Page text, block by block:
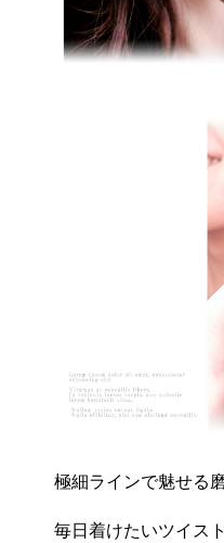
極細ラインで魅せる
毎日着けたいツイス